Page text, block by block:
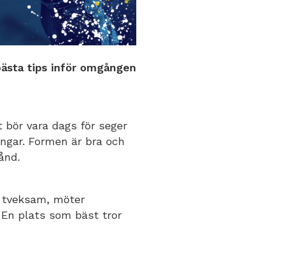
tips inför omgången
bör vara dags för seger
Formen är bra och
möter
plats som bäst tror